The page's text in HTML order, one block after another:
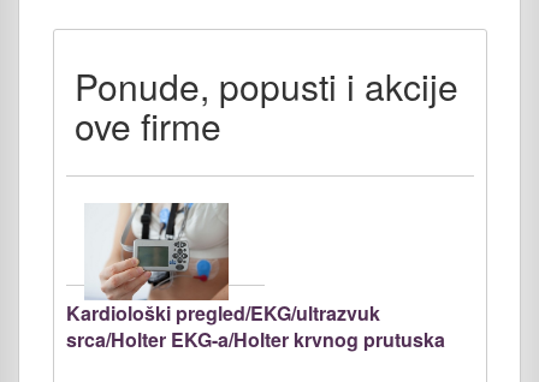
Ponude, popusti i akcije
ove firme
Kardiološki pregled/EKG/ultrazvuk
srca/Holter EKG-a/Holter krvnog prutuska